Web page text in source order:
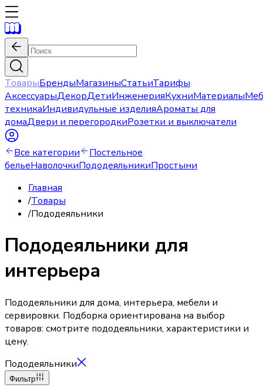
ТоварыБрендыМагазиныСтатьиТарифы
АксессуарыДекорДетиИнженерияКухниМатериалы
техникаИндивидульные изделияАроматы для
домаДвери и перегородкиРозетки и выключатели
Все категории
Постельное
бельеНаволочкиПододеяльникиПростыни
Главная
/Товары
/Пододеяльники
Пододеяльники для
интерьера
Пододеяльники для дома, интерьера, мебели и
сервировки. Подборка ориентирована на выбор
товаров: смотрите пододеяльники, характеристики и
цену.
Пододеяльники
Фильтр